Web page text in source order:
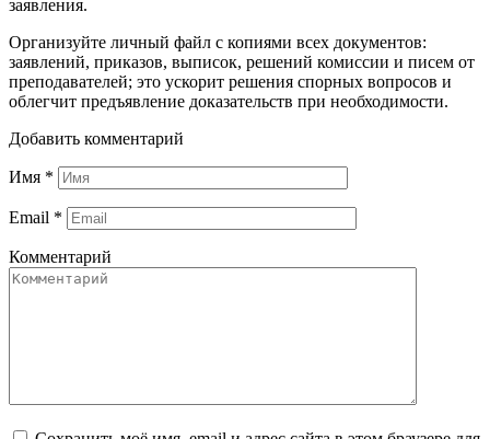
заявления.
Организуйте личный файл с копиями всех документов:
заявлений, приказов, выписок, решений комиссии и писем от
преподавателей; это ускорит решения спорных вопросов и
облегчит предъявление доказательств при необходимости.
Добавить комментарий
Имя *
Email *
Комментарий